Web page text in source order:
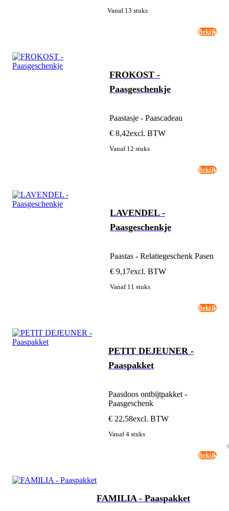
Vanaf 13 stuks
Bekijk
FROKOST -
Paasgeschenkje
Paastasje - Paascadeau
€ 8,42excl. BTW
Vanaf 12 stuks
Bekijk
LAVENDEL -
Paasgeschenkje
Paastas - Relatiegeschenk Pasen
€ 9,17excl. BTW
Vanaf 11 stuks
Bekijk
PETIT DEJEUNER -
Paaspakket
Paasdoos ontbijtpakket -
Paasgeschenk
€ 22,58excl. BTW
Vanaf 4 stuks
Bekijk
FAMILIA - Paaspakket